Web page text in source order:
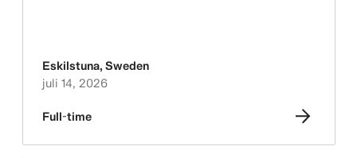
Eskilstuna, Sweden
juli 14, 2026
Full-time